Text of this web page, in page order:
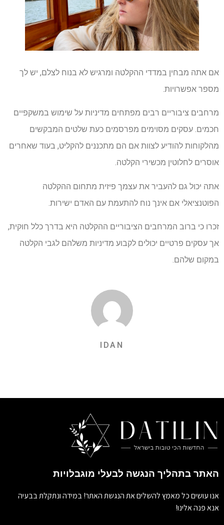
אם אתה מבחין במדדי ההקלטה ומרגיש לא בנוח לצלם, יש לך
מספר אפשרויות.
מרחבים ציבוריים רבים מפתחים מדיניות על שימוש במשקפיים
חכמים. עסקים מסוימים מפרסמים כעת שלטים המבקשים
מהלקוחות להודיע ​​לצוות אם הם מתכננים להקליט, בעוד שאחרים
אוסרים לחלוטין מכשירי הקלטה.
אתה יכול גם להעביר את עצמך פיזית מתחום ההקלטה
הפוטנציאלי אם אינך נוח להתעמת עם האדם ישירות.
זכרו כי ברוב המרחבים הציבוריים ההקלטה היא בדרך כלל חוקית,
אך עסקים פרטיים יכולים לקבוע מדיניות משלהם לגבי הקלטה
במקום שלהם.
IDAN
האתר בתהליך הנגשה לבעלי מוגבלויות
אנו עושים כל מאמץ להשלים את הנגשת האתר! במידה ונתקלת בבעיה
אנא פנה אלינו!